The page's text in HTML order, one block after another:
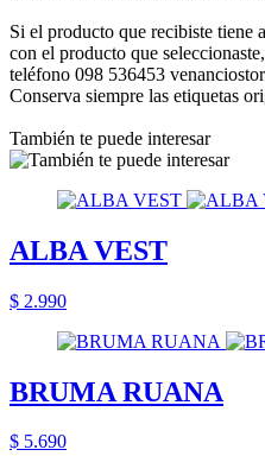
Si el producto que recibiste tiene
con el producto que
teléfono 098 536453
Conserva siempre las etiquetas
También te puede interesar
ALBA VEST
$ 2.990
BRUMA RUANA
$ 5.690